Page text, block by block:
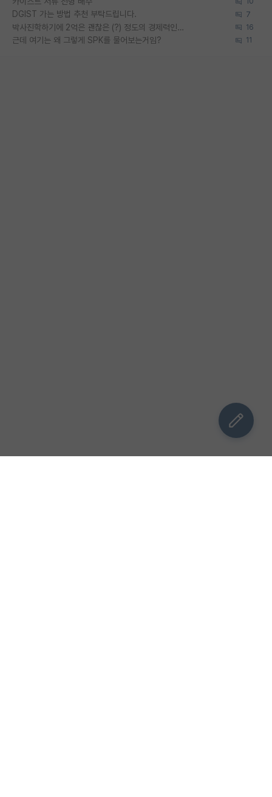
DGIST 가는 방법 추천 부탁드립니다. 7
박사진학하기에 2억은 괜찮은 (?) 정도의 경제력인가요 16
근데 여기는 왜 그렇게 SPK를 물어보는거임? 11